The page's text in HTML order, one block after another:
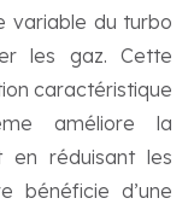
variable du turbo
les gaz. Cette
caractéristique
améliore la
en réduisant les
bénéficie d’une